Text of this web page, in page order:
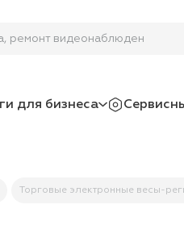
ремонт вид
для бизнеса
Торговые электронные весы-